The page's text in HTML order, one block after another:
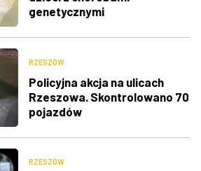
genetycznymi
RZESZÓW
Policyjna akcja na ulicach
Rzeszowa. Skontrolowano 70
pojazdów
RZESZÓW